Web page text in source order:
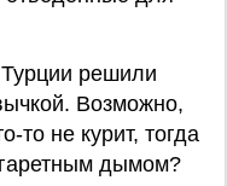
решили
Возможно,
то не курит, тогда
дымом?